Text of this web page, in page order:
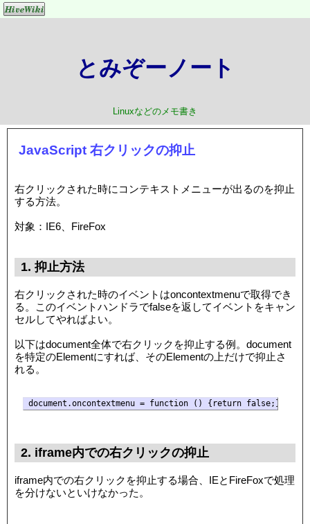
とみぞーノート
Linuxなどのメモ書き
JavaScript 右クリックの抑止
右クリックされた時にコンテキストメニューが出るのを抑止
する方法。
対象：IE6、FireFox
1. 抑止方法
右クリックされた時のイベントはoncontextmenuで取得でき
る。このイベントハンドラでfalseを返してイベントをキャン
セルしてやればよい。
以下はdocument全体で右クリックを抑止する例。document
を特定のElementにすれば、そのElementの上だけで抑止さ
れる。
document.oncontextmenu = function () {return false;}
2. iframe内での右クリックの抑止
iframe内での右クリックを抑止する場合、IEとFireFoxで処理
を分けないといけなかった。